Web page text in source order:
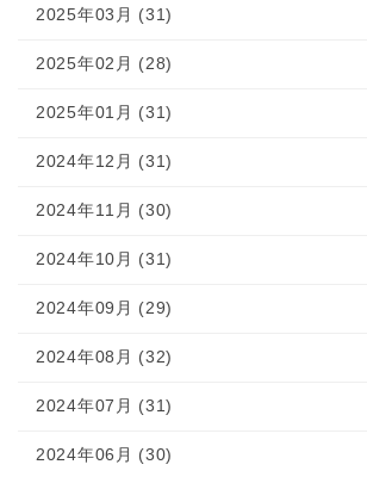
2025年03月 (31)
2025年02月 (28)
2025年01月 (31)
2024年12月 (31)
2024年11月 (30)
2024年10月 (31)
2024年09月 (29)
2024年08月 (32)
2024年07月 (31)
2024年06月 (30)